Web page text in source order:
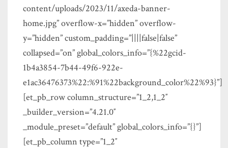
content/uploads/2023/11/axeda-banner-
home.jpg” overflow-x=”hidden” overflow-
y=”hidden” custom_padding=”||||false|false”
collapsed=”on” global_colors_info=”{%22gcid-
1b4a3854-7b44-49f6-922e-
e1ac36476373%22:%91%22background_color%22%93}”]
[et_pb_row column_structure=”1_2,1_2″
_builder_version=”4.21.0″
_module_preset=”default” global_colors_info=”{}”]
[et_pb_column type=”1_2″